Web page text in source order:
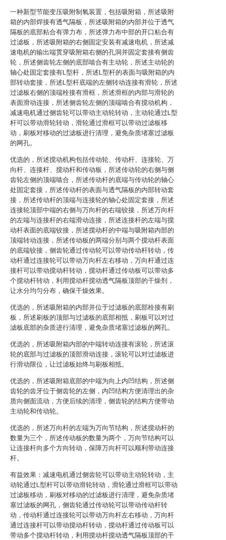
一种新型节能变压吸附制氧装置，包括吸附箱，所述吸附
箱的内部焊接有透气隔板，所述吸附箱的内部并位于透气
隔板的底部粘合有弹力布，所述弹力布中部的开口粘合有
过滤板，所述吸附箱的右侧固定安装有减速电机，所述减
速电机的输出端贯穿吸附箱右侧的孔洞并固定套接有侧齿
轮，所述侧齿轮左侧的底部啮合有主动轮，所述主动轮的
轴心处固定套接有L型杆，所述L型杆的表面与吸附箱的内
部转动套接，所述L型杆底端的左侧转动连接有滑轮，所述
过滤板右侧的顶端栓接有滑框，所述滑框的内部与滑轮的
表面滑动连接，所述侧齿轮左侧的顶端啮合有搅动机构，
减速电机通过侧齿轮可以带动主动轮转动，主动轮通过L型
杆可以带动滑轮转动，滑轮通过滑框可以带动过滤板移
动，刷板对移动的过滤板进行清理，避免杂质堵塞过滤板
的网孔。
优选的，所述搅动机构包括传动轮、传动杆、连接轮、万
向杆、连接杆、搅动杆和传动板，所述传动轮的右侧与侧
齿轮左侧的顶端啮合，所述传动杆的底端与传动轮的轴心
处固定套接，所述传动杆的表面与透气隔板的内部转动套
接，所述传动杆的顶端与连接轮的轴心处固定套接，所述
连接轮顶部中端的右侧与万向杆的右端铰接，所述万向杆
的左端与连接杆的右端滑动连接，所述连接杆的左端与搅
动杆表面的底端铰接，所述搅动杆的中端与吸附箱内部的
顶端转动连接，所述传动板的两端分别与两个搅动杆表面
的底端铰接，侧齿轮通过传动轮可以带动传动杆转动，传
动杆通过连接轮可以带动万向杆左右移动，万向杆通过连
接杆可以带动搅动杆转动，搅动杆通过传动板可以带动多
个搅动杆转动，利用搅动杆搅动透气隔板顶部的干燥剂，
让水分均匀分布，确保干燥效果。
优选的，所述吸附箱的内部并位于过滤板的底部栓接有刷
板，所述刷板的顶部与过滤板的底部相抵，刷板可以对过
滤板底部的杂质进行清理，避免杂质堵塞过滤板的网孔。
优选的，所述吸附箱内部的中端转动连接有滚轮，所述滚
轮的底部与过滤板的顶部滑动连接，滚轮可以对过滤板进
行滑动限位，让过滤板始终与刷板相抵。
优选的，所述吸附箱底部的中端为向上内凹结构，所述侧
齿轮的齿牙位于侧齿轮的左侧，内凹结构方便清理出的杂
质向侧面流动，方便后续的清理，侧齿轮的结构方便带动
主动轮和传动轮。
优选的，所述万向杆的左端为万向节结构，所述搅动杆的
数量为三个，所述传动板的数量为两个，万向节结构可以
让连接杆向多个方向转动，保障万向杆可以顺利带动连接
杆。
有益效果：减速电机通过侧齿轮可以带动主动轮转动，主
动轮通过L型杆可以带动滑轮转动，滑轮通过滑框可以带动
过滤板移动，刷板对移动的过滤板进行清理，避免杂质堵
塞过滤板的网孔，侧齿轮通过传动轮可以带动传动杆转
动，传动杆通过连接轮可以带动万向杆左右移动，万向杆
通过连接杆可以带动搅动杆转动，搅动杆通过传动板可以
带动多个搅动杆转动，利用搅动杆搅动透气隔板顶部的干